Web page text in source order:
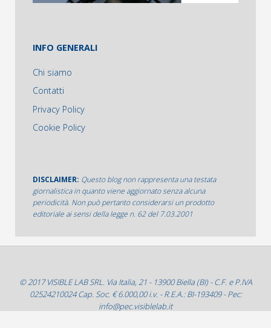
INFO GENERALI
Chi siamo
Contatti
Privacy Policy
Cookie Policy
DISCLAIMER: Questo blog non rappresenta una testata
giornalistica in quanto viene aggiornato senza alcuna
periodicità. Non può pertanto considerarsi un prodotto
editoriale ai sensi della legge n. 62 del 7.03.2001
© 2017 VISIBLE LAB SRL. Via Italia, 21 - 13900 Biella (BI) - C.F. e P.IVA
02524210024 Cap. Soc. € 6.000,00 i.v. - R.E.A.: BI-193409 - Pec:
info@pec.visiblelab.it